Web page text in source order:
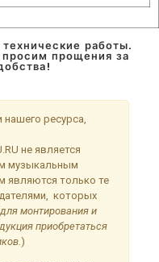
работы.
прощения за
ресурса,
не является
музыкальным
являются только те
которых
для монтирования и
приобретаться
)